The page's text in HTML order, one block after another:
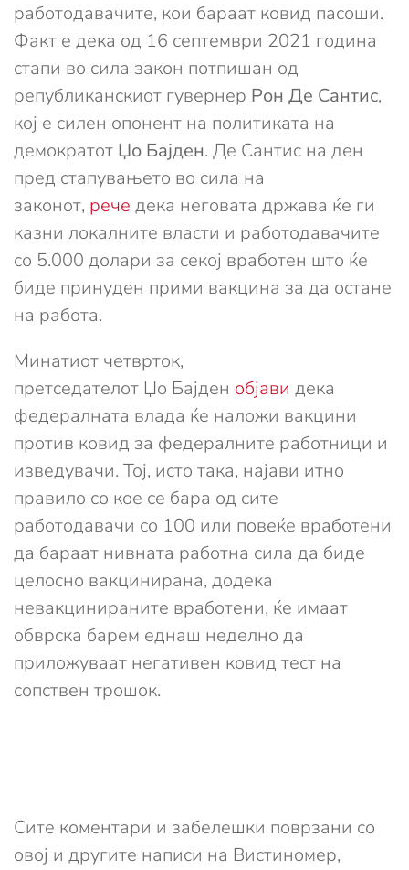
работодавачите, кои бараат ковид пасоши.
Факт е дека од 16 септември 2021 година
стапи во сила закон потпишан од
републиканскиот гувернер Рон Де Сантис,
кој е силен опонент на политиката на
демократот Џо Бајден. Де Сантис на ден
пред стапувањето во сила на
законот, рече дека неговата држава ќе ги
казни локалните власти и работодавачите
со 5.000 долари за секој вработен што ќе
биде принуден прими вакцина за да остане
на работа.
Минатиот четврток,
претседателот Џо Бајден објави дека
федералната влада ќе наложи вакцини
против ковид за федералните работници и
изведувачи. Тој, исто така, најави итно
правило со кое се бара од сите
работодавачи со 100 или повеќе вработени
да бараат нивната работна сила да биде
целосно вакцинирана, додека
невакцинираните вработени, ќе имаат
обврска барем еднаш неделно да
приложуваат негативен ковид тест на
сопствен трошок.
Сите коментари и забелешки поврзани со
овој и другите написи на Вистиномер,